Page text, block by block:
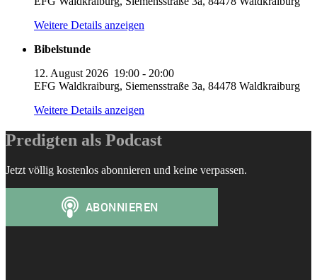
Weitere Details anzeigen
Bibelstunde
12. August 2026 19:00 - 20:00
EFG Waldkraiburg, Siemensstraße 3a, 84478 Waldkraiburg
Weitere Details anzeigen
Predigten als Podcast
Jetzt völlig kostenlos abonnieren und keine verpassen.